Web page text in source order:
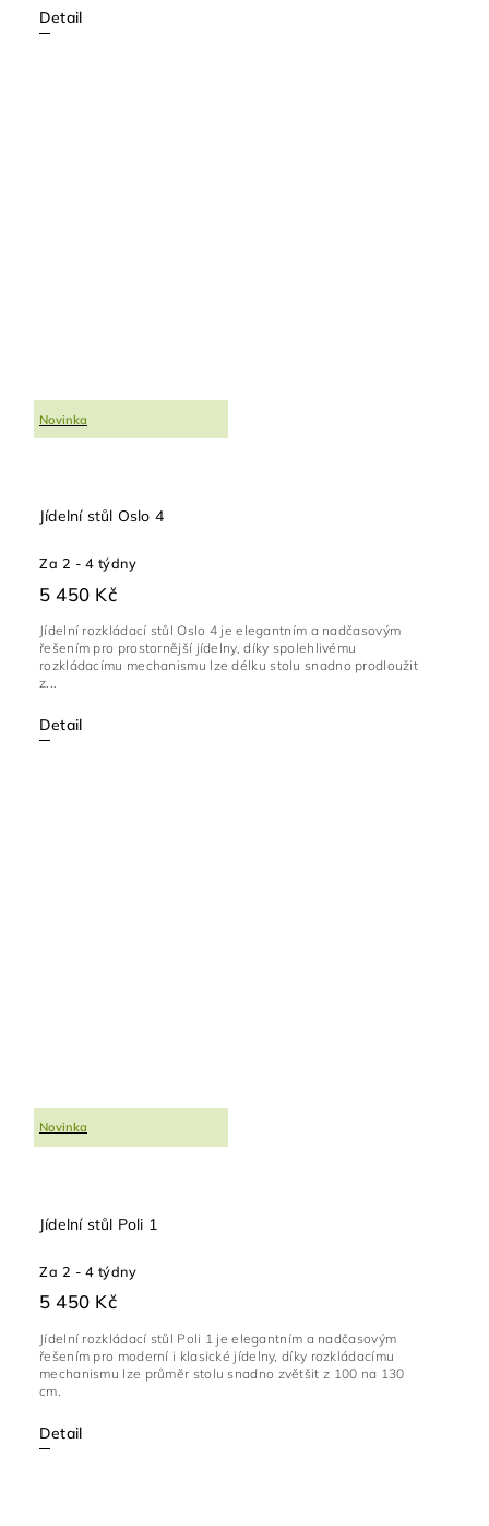
Detail
Novinka
Jídelní stůl Oslo 4
Za 2 - 4 týdny
5 450 Kč
Detail
Jídelní rozkládací stůl Oslo 4 je elegantním a nadčasovým
řešením pro prostornější jídelny, díky spolehlivému
rozkládacímu mechanismu lze délku stolu snadno prodloužit
z...
Novinka
Jídelní stůl Poli 1
Za 2 - 4 týdny
5 450 Kč
Detail
Jídelní rozkládací stůl Poli 1 je elegantním a nadčasovým
řešením pro moderní i klasické jídelny, díky rozkládacímu
mechanismu lze průměr stolu snadno zvětšit z 100 na 130
cm.